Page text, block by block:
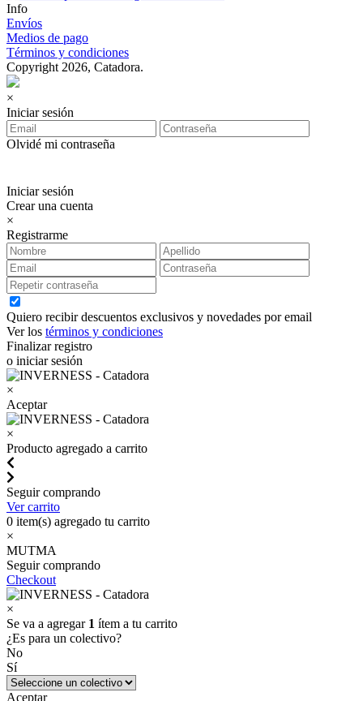
Info
Envíos
Medios de pago
Términos y condiciones
Copyright 2026, Catadora.
×
Iniciar sesión
Olvidé mi contraseña
Iniciar sesión
Crear una cuenta
×
Registrarme
Quiero recibir descuentos exclusivos y novedades por email
Ver los términos y condiciones
Finalizar registro
o iniciar sesión
×
Aceptar
×
Producto agregado a carrito
Seguir comprando
Ver carrito
0 item(s) agregado tu carrito
×
MUTMA
Seguir comprando
Checkout
×
Se va a agregar 1 ítem a tu carrito
¿Es para un colectivo?
No
Sí
Aceptar